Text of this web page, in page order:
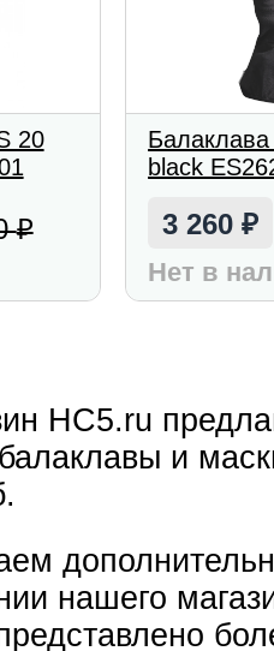
20
₽
black
3 260₽
Нет в
HC5.ru
и
нашего